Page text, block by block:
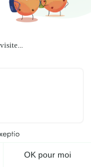
أوبيرفيلييه، في
تربوي يجمع بين
الأماكن
نشر ملفات
من 6 يناير إلى